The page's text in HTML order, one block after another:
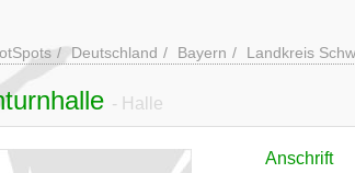
Deutschland Bayern Landkreis
- Halle
Anschrift